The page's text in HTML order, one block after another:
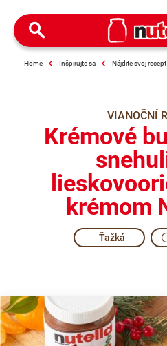
Home Inšpirujte sa Nájdite svoj
VIANOČNÍ
Krémové
krémom
Ťažká